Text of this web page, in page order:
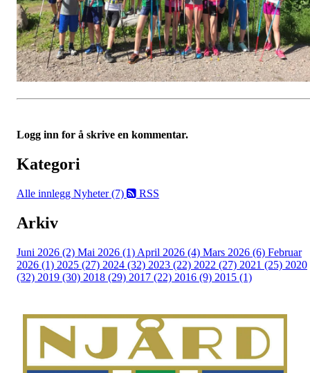
Logg inn for å skrive en kommentar.
Kategori
Alle innlegg Nyheter (7) RSS
Arkiv
Juni 2026 (2) Mai 2026 (1) April 2026 (4) Mars 2026 (6) Februar
2026 (1) 2025 (27) 2024 (32) 2023 (22) 2022 (27) 2021 (25) 2020
(32) 2019 (30) 2018 (29) 2017 (22) 2016 (9) 2015 (1)